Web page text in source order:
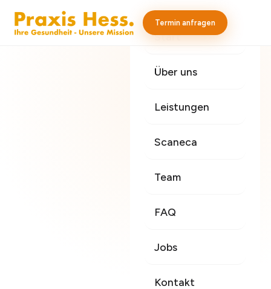
Termin anfragen
Start
Über uns
Leistungen
Scaneca
Team
FAQ
Jobs
Kontakt